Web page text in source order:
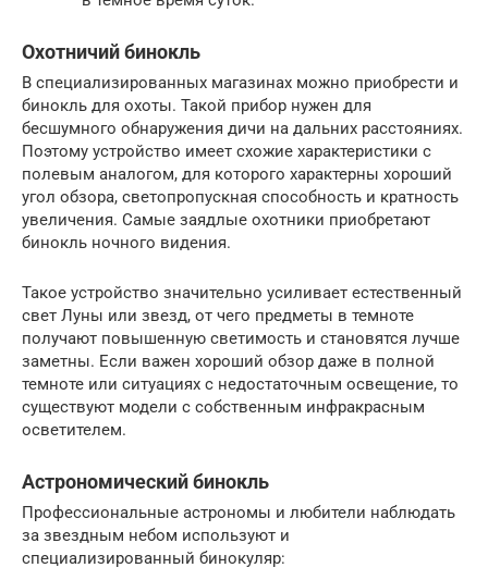
Охотничий бинокль
В специализированных магазинах можно приобрести и
бинокль для охоты. Такой прибор нужен для
бесшумного обнаружения дичи на дальних расстояниях.
Поэтому устройство имеет схожие характеристики с
полевым аналогом, для которого характерны хороший
угол обзора, светопропускная способность и кратность
увеличения. Самые заядлые охотники приобретают
бинокль ночного видения.
Такое устройство значительно усиливает естественный
свет Луны или звезд, от чего предметы в темноте
получают повышенную светимость и становятся лучше
заметны. Если важен хороший обзор даже в полной
темноте или ситуациях с недостаточным освещение, то
существуют модели с собственным инфракрасным
осветителем.
Астрономический бинокль
Профессиональные астрономы и любители наблюдать
за звездным небом используют и
специализированный бинокуляр: